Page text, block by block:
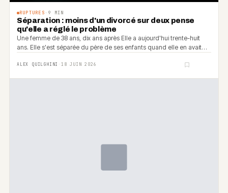
RUPTURES · 9 MIN
Séparation : moins d'un divorcé sur deux pense
qu'elle a réglé le problème
Une femme de 38 ans, dix ans après Elle a aujourd'hui trente-huit
ans. Elle s'est séparée du père de ses enfants quand elle en avait
ALEX QUILGHINI · 18 JUIN 2026